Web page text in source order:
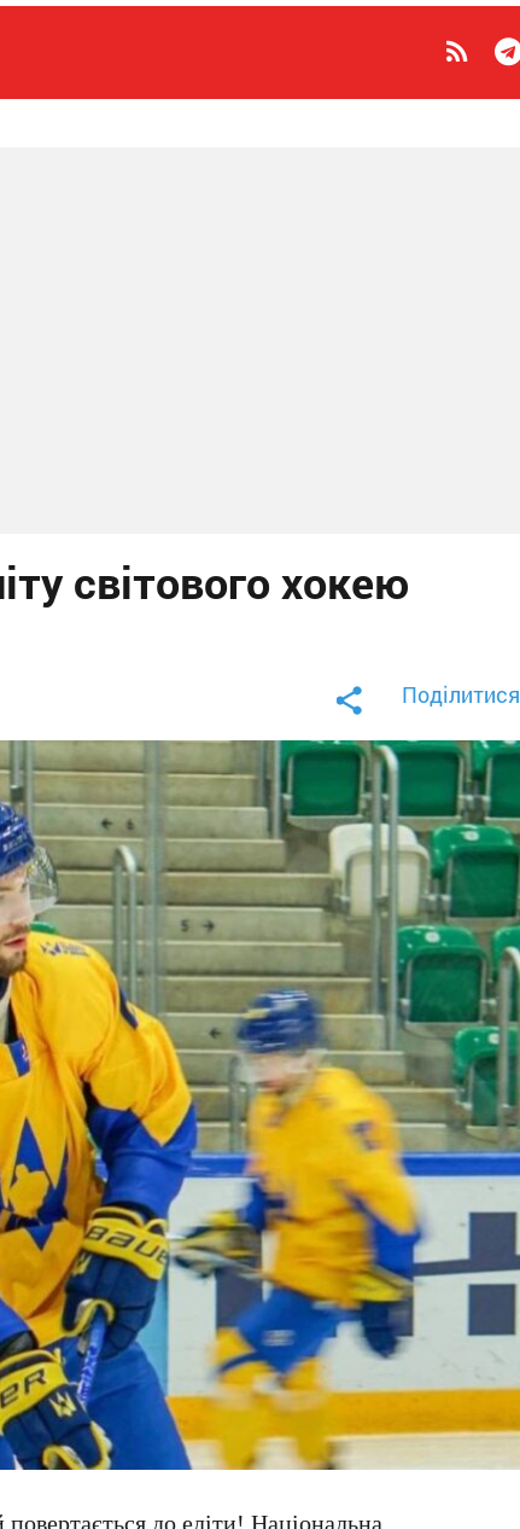
світового хокею
Поділитися
до еліти! Національна